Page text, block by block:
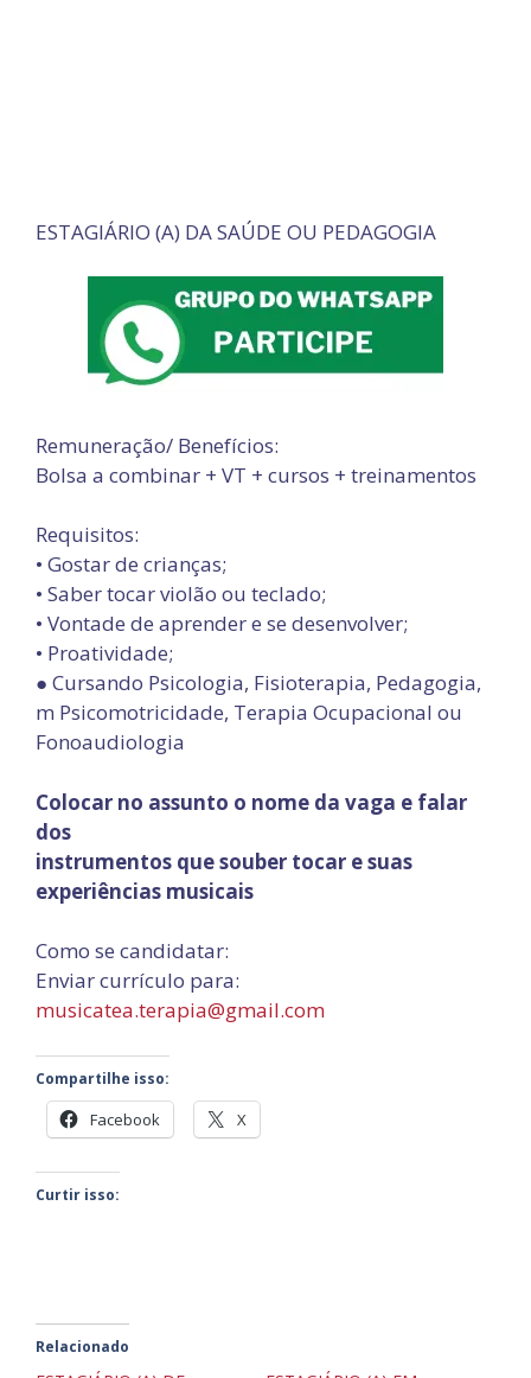
ESTAGIÁRIO (A) DA SAÚDE OU PEDAGOGIA
Remuneração/ Benefícios:
Bolsa a combinar + VT + cursos + treinamentos
Requisitos:
• Gostar de crianças;
• Saber tocar violão ou teclado;
• Vontade de aprender e se desenvolver;
• Proatividade;
● Cursando Psicologia, Fisioterapia, Pedagogia,
m Psicomotricidade, Terapia Ocupacional ou
Fonoaudiologia
Colocar no assunto o nome da vaga e falar
dos
instrumentos que souber tocar e suas
experiências musicais
Como se candidatar:
Enviar currículo para:
musicatea.terapia@gmail.com
Compartilhe isso:
Facebook X
Curtir isso:
Relacionado